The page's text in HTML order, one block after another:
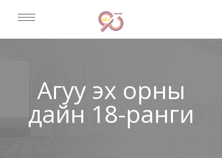
Агуу эх орны
дайн 18-ранги